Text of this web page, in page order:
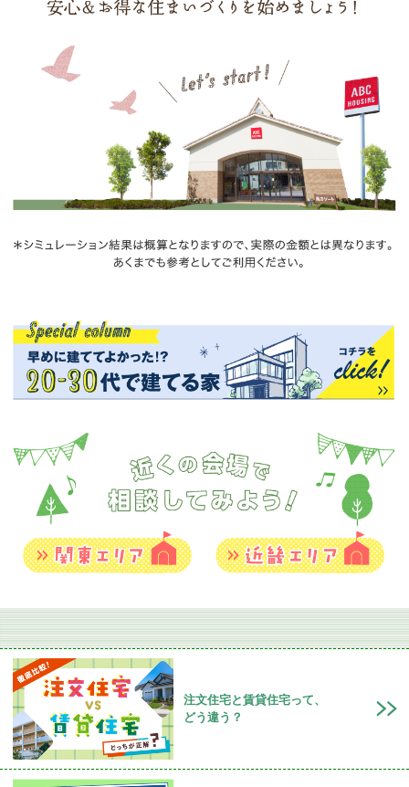
注文住宅と賃貸住宅って、
どう違う？